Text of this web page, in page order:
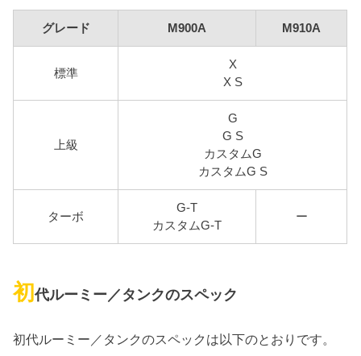
グレード M900A M910A
標準
X
X S
上級
G
G S
カスタムG
カスタムG S
ターボ
G-T
カスタムG-T
ー
初代ルーミー／タンクのスペック
初代ルーミー／タンクのスペックは以下のとおりです。